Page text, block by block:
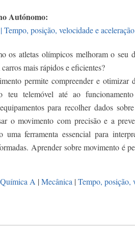
Autónomo:
posição, velocidade e aceleração
os atletas olímpicos melhoram o seu
mais rápidos e eficientes?
permite compreender e otimizar
teu telemóvel até ao
para recolher dados
o movimento com precisão e a
uma ferramenta essencial para
Aprender sobre movimento é
A |Mecânica |Tempo, posição,